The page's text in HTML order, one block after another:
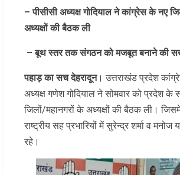
– पीसीसी अध्यक्ष गोदियाल ने कांग्रेस के नए
अध्यक्षों की बैठक ली
– बूथ स्तर तक संगठन को मजबूत बनाने की
पहाड़ का सच देहरादून। उत्तराखंड प्रदेश
अध्यक्ष गणेश गोदियाल ने सोमवार को प्रदेश के
जिलों/महानगरों के अध्यक्षों की बैठक ली।
राष्ट्रीय सह प्रभारियों में सुरेन्द्र शर्मा व मनोज
रहे।